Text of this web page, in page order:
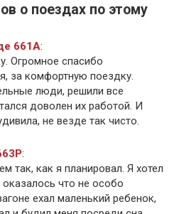
о поездах по этому
661А:
Огромное спасибо
за комфортную поездку.
люди, решили все
доволен их работой. И
не везде так чисто.
:
так, как я планировал. Я хотел
что не особо
ехал маленький ребенок,